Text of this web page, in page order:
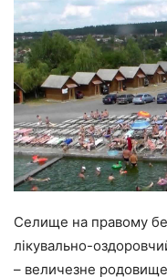
Cелище на правому
лікувально-
– величезне